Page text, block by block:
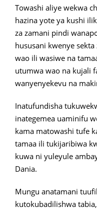
Towashi aliye wekwa
hazina yote ya kushi
za zamani pindi
hususani kwenye
wao ili wasiwe na
utumwa wao na kujali
wanyenyekevu na
Inatufundisha
inategemea uaminifu
kama matowashi tufe
tamaa ili tukijaribiwa
kuwa ni yuleyule
Dania.
Mungu anatamani
kutokubadilishwa